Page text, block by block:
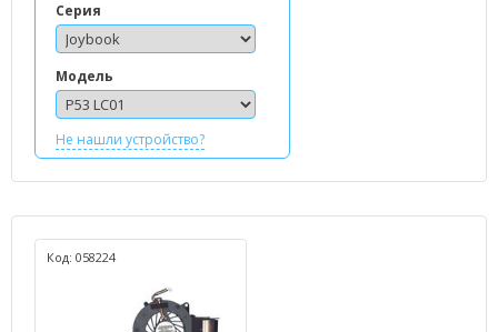
Серия
Модель
Не нашли устройство?
Код: 058224